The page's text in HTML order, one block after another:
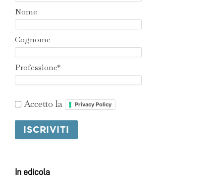
Nome
Cognome
Professione*
Accetto la Privacy Policy
In edicola